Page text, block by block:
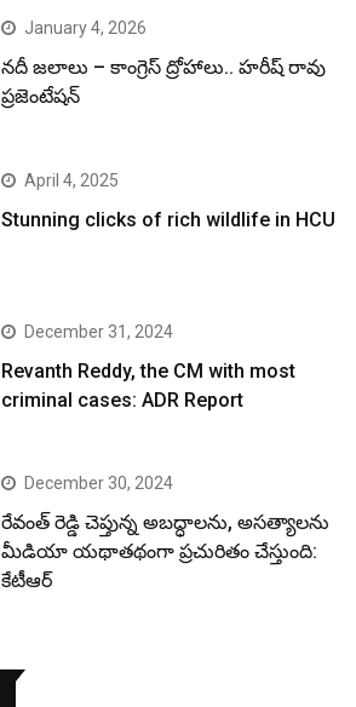
January 4, 2026
నదీ జలాలు – కాంగ్రెస్ ద్రోహాలు.. హరీష్ రావు
ప్రజెంటేషన్
April 4, 2025
Stunning clicks of rich wildlife in HCU
December 31, 2024
Revanth Reddy, the CM with most
criminal cases: ADR Report
December 30, 2024
రేవంత్ రెడ్డి చెప్తున్న అబద్ధాలను, అసత్యాలను
మీడియా యథాతథంగా ప్రచురితం చేస్తుంది:
కేటీఆర్